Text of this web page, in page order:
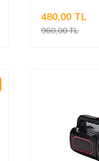
960,00TL
480,00 TL